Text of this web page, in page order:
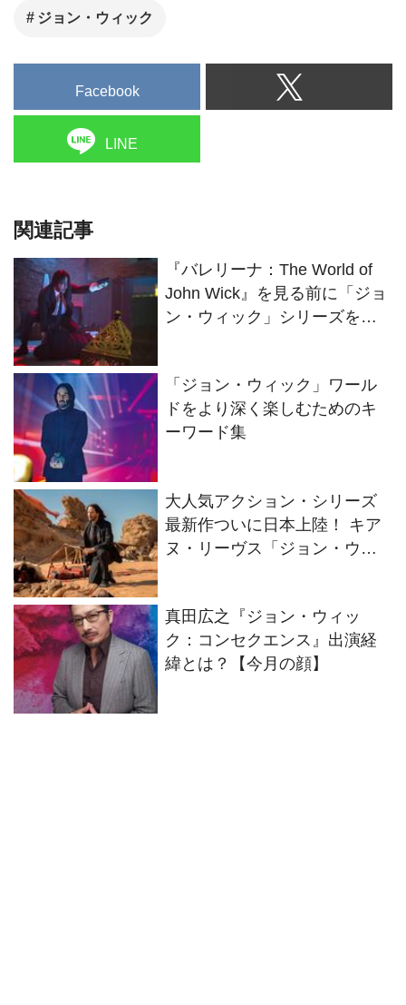
ジョン・ウィック
Facebook
LINE
関連記事
『バレリーナ：The World of
John Wick』を見る前に「ジョ
ン・ウィック」シリーズをま
「ジョン・ウィック」ワール
ドをより深く楽しむためのキ
ーワード集
大人気アクション・シリーズ
最新作ついに日本上陸！ キア
ヌ・リーヴス「ジョン・ウィ
真田広之『ジョン・ウィッ
ク：コンセクエンス』出演経
緯とは？【今月の顔】